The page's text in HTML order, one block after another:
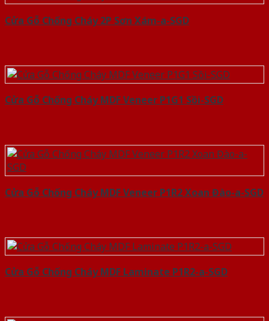
Cửa Gỗ Chống Cháy 2P Sơn Xám-a-SGD
Cửa Gỗ Chống Cháy MDF Veneer P1G1 Sồi-SGD
Cửa Gỗ Chống Cháy MDF Veneer P1R2 Xoan Đào-a-SGD
Cửa Gỗ Chống Cháy MDF Laminate P1R2-a-SGD